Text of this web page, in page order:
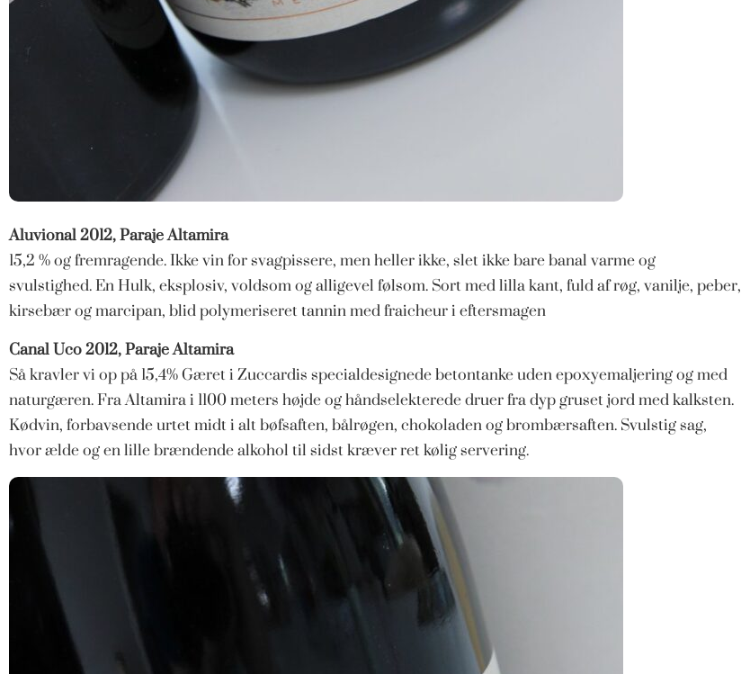
Aluvional 2012, Paraje Altamira
15,2 % og fremragende. Ikke vin for svagpissere, men heller ikke, slet ikke bare banal varme og
svulstighed. En Hulk, eksplosiv, voldsom og alligevel følsom. Sort med lilla kant, fuld af røg, vanilje, peber,
kirsebær og marcipan, blid polymeriseret tannin med fraicheur i eftersmagen
Canal Uco 2012, Paraje Altamira
Så kravler vi op på 15,4% Gæret i Zuccardis specialdesignede betontanke uden epoxyemaljering og med
naturgæren. Fra Altamira i 1100 meters højde og håndselekterede druer fra dyp gruset jord med kalksten.
Kødvin, forbavsende urtet midt i alt bøfsaften, bålrøgen, chokoladen og brombærsaften. Svulstig sag,
hvor ælde og en lille brændende alkohol til sidst kræver ret kølig servering.